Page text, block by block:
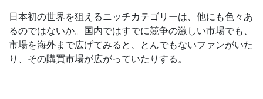
日本初の世界を狙えるニッチカテゴリーは、他にも色々あ
るのではないか。国内ではすでに競争の激しい市場でも、
市場を海外まで広げてみると、とんでもないファンがいた
り、その購買市場が広がっていたりする。